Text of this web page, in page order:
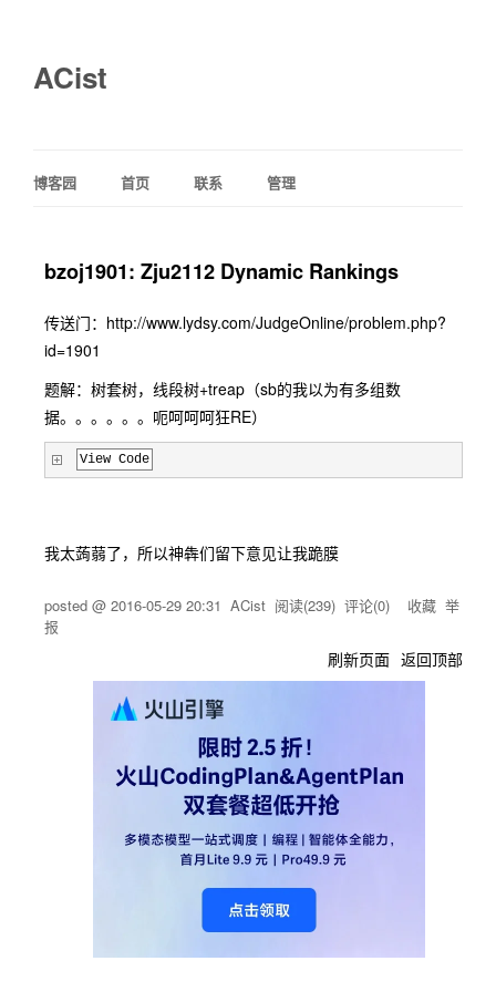
ACist
博客园 首页 联系 管理
bzoj1901: Zju2112 Dynamic Rankings
传送门：http://www.lydsy.com/JudgeOnline/problem.php?
id=1901
题解：树套树，线段树+treap（sb的我以为有多组数
据。。。。。。呃呵呵呵狂RE）
View Code
我太蒟蒻了，所以神犇们留下意见让我跪膜
posted @ 2016-05-29 20:31 ACist 阅读(239) 评论(0) 收藏 举
报
刷新页面 返回顶部